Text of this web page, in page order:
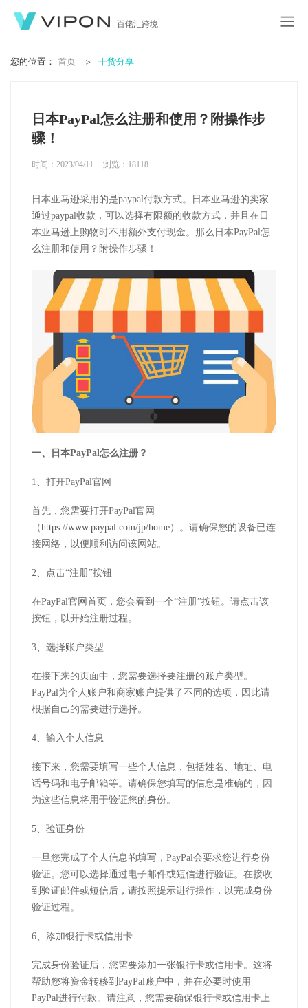
百佬汇跨境
您的位置： 首页 干货分享
日本PayPal怎么注册和使用？附操作步
骤！
时间：2023/04/11 浏览： 18118
日本亚马逊采用的是paypal付款方式。日本亚马逊的卖家
通过paypal收款，可以选择有限额的收款方式，并且在日
本亚马逊上购物时不用额外支付现金。那么日本PayPal怎
么注册和使用？附操作步骤！
一、日本PayPal怎么注册？
1、打开PayPal官网
首先，您需要打开PayPal官网
（https://www.paypal.com/jp/home）。请确保您的设备已连
接网络，以便顺利访问该网站。
2、点击“注册”按钮
在PayPal官网首页，您会看到一个“注册”按钮。请点击该
按钮，以开始注册过程。
3、选择账户类型
在接下来的页面中，您需要选择要注册的账户类型。
PayPal为个人账户和商家账户提供了不同的选项，因此请
根据自己的需要进行选择。
4、输入个人信息
接下来，您需要填写一些个人信息，包括姓名、地址、电
话号码和电子邮箱等。请确保您填写的信息是准确的，因
为这些信息将用于验证您的身份。
5、验证身份
一旦您完成了个人信息的填写，PayPal会要求您进行身份
验证。您可以选择通过电子邮件或短信进行验证。在接收
到验证邮件或短信后，请按照提示进行操作，以完成身份
验证过程。
6、添加银行卡或信用卡
完成身份验证后，您需要添加一张银行卡或信用卡。这将
帮助您将资金转移到PayPal账户中，并在必要时使用
PayPal进行付款。请注意，您需要确保银行卡或信用卡上